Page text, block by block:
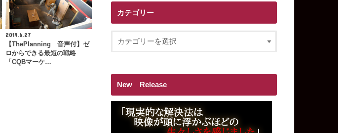
2019.6.27
【ThePlanning 音声付】ゼ
ロからできる最短の戦略
「CQBマーケ…
カテゴリー
New Release